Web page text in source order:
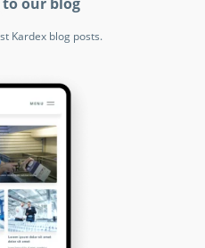
Kardex blog posts.